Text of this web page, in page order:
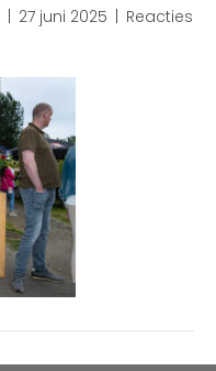
| 27 juni 2025 | Reacties